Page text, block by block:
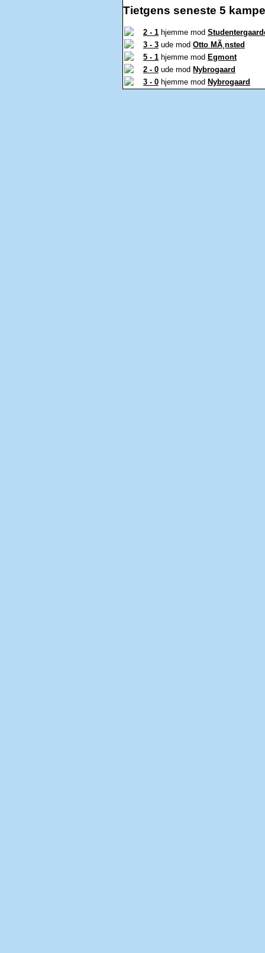
Tietgens seneste 5
2 - 1 hjemme mod
3 - 3 ude mod Otto MÃ¸nsted
5 - 1 hjemme mod Egmont
2 - 0 ude mod Nybrogaard
3 - 0 hjemme mod Nybrogaard